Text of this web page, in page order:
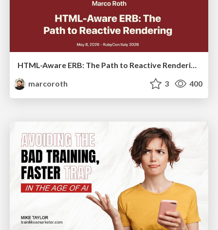
HTML-Aware ERB: The Path to Reactive Rendering @ RubyCon 2026, Rimini, Italy
marcoroth
3 400